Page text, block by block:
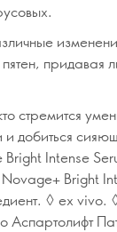
придавая
стремится
и добиться
Bright Intense
Bright
◊ ex vivo.
Аспартолифт